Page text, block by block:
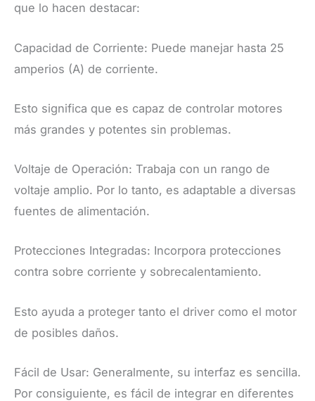
que lo hacen destacar:
Capacidad de Corriente: Puede manejar hasta 25
amperios (A) de corriente.
Esto significa que es capaz de controlar motores
más grandes y potentes sin problemas.
Voltaje de Operación: Trabaja con un rango de
voltaje amplio. Por lo tanto, es adaptable a diversas
fuentes de alimentación.
Protecciones Integradas: Incorpora protecciones
contra sobre corriente y sobrecalentamiento.
Esto ayuda a proteger tanto el driver como el motor
de posibles daños.
Fácil de Usar: Generalmente, su interfaz es sencilla.
Por consiguiente, es fácil de integrar en diferentes